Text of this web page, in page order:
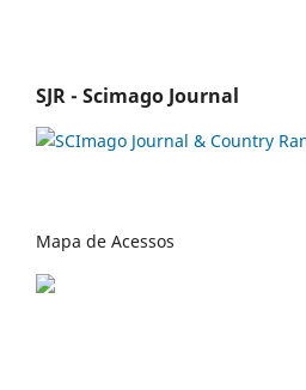
SJR - Scimago Journal
Mapa de Acessos